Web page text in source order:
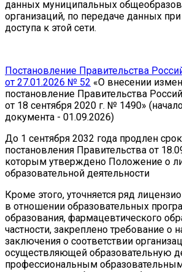
данных муниципальных
организаций, по передаче данных
доступа к этой сети.
Постановление Правительства
от 27.01.2026 № 52 «О внесении
постановление Правительства
от 18 сентября 2020 г. № 1490»
документа - 01.09.2026)
До 1 сентября 2032 года продлен
постановления Правительства от
которым утверждено Положение о
образовательной деятельности
Кроме этого, уточняется ряд
в отношении образовательных
образования, фармацевтического
частности, закреплено требование о
заключения о соответствии
осуществляющей образовательную
профессиональным